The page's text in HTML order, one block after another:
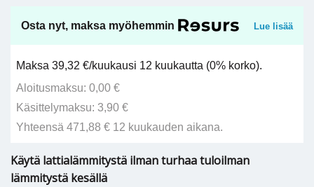
Osta nyt, maksa myöhemmin Lue lisää
Maksa 39,32 €/kuukausi 12 kuukautta (0% korko).
Aloitusmaksu: 0,00 €
Käsittelymaksu: 3,90 €
Yhteensä 471,88 € 12 kuukauden aikana.
Käytä lattialämmitystä ilman turhaa tuloilman
lämmitystä kesällä